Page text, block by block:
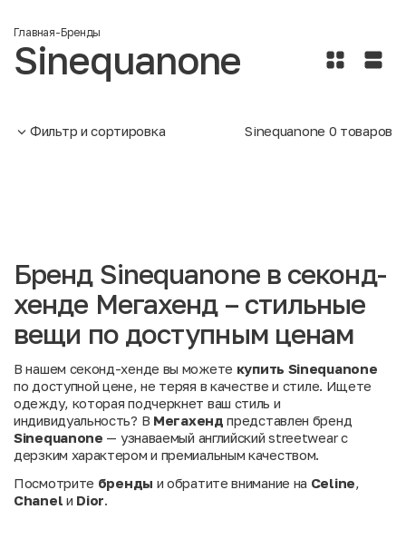
Главная-Бренды
Sinequanone
Фильтр и сортировка Sinequanone 0 товаров
Бренд Sinequanone в секонд-
хенде Мегахенд – стильные
вещи по доступным ценам
В нашем секонд-хенде вы можете купить Sinequanone
по доступной цене, не теряя в качестве и стиле. Ищете
одежду, которая подчеркнет ваш стиль и
индивидуальность? В Мегахенд представлен бренд
Sinequanone — узнаваемый английский streetwear с
дерзким характером и премиальным качеством.
Посмотрите бренды и обратите внимание на Celine,
Chanel и Dior.